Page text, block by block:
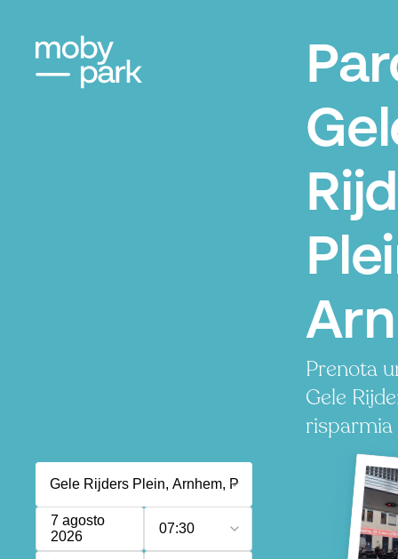
Prenota
Gele
risparmia
7 agosto
2026
07:30